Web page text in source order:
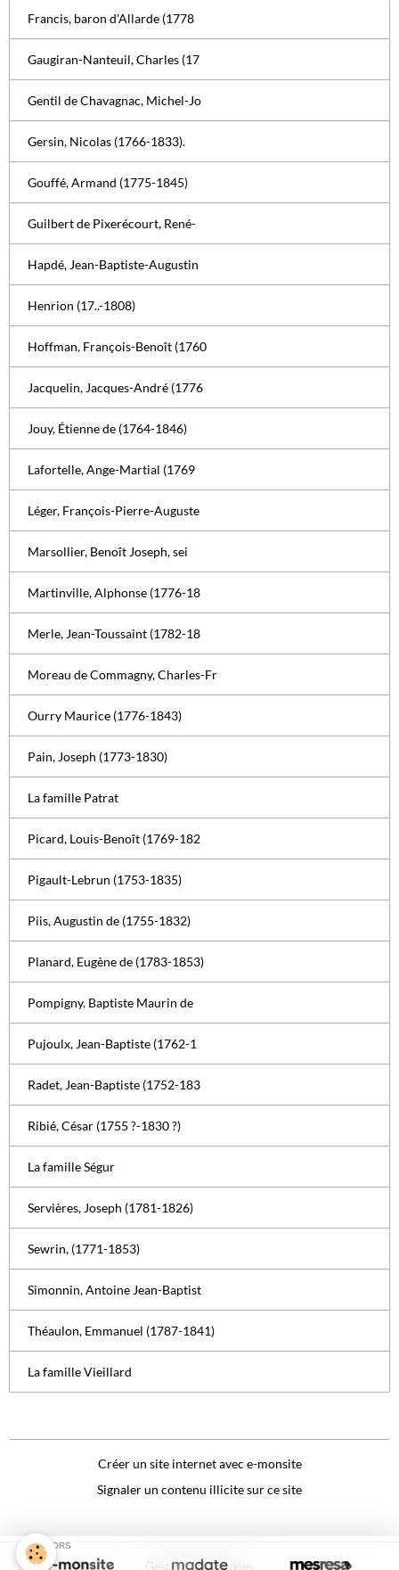
Francis, baron d'Allarde (1778
Gaugiran-Nanteuil, Charles (17
Gentil de Chavagnac, Michel-Jo
Gersin, Nicolas (1766-1833).
Gouffé, Armand (1775-1845)
Guilbert de Pixerécourt, René-
Hapdé, Jean-Baptiste-Augustin
Henrion (17..-1808)
Hoffman, François-Benoît (1760
Jacquelin, Jacques-André (1776
Jouy, Étienne de (1764-1846)
Lafortelle, Ange-Martial (1769
Léger, François-Pierre-Auguste
Marsollier, Benoît Joseph, sei
Martinville, Alphonse (1776-18
Merle, Jean-Toussaint (1782-18
Moreau de Commagny, Charles-Fr
Ourry Maurice (1776-1843)
Pain, Joseph (1773-1830)
La famille Patrat
Picard, Louis-Benoît (1769-182
Pigault-Lebrun (1753-1835)
Piis, Augustin de (1755-1832)
Planard, Eugène de (1783-1853)
Pompigny. Baptiste Maurin de
Pujoulx, Jean-Baptiste (1762-1
Radet, Jean-Baptiste (1752-183
Ribié, César (1755 ?-1830 ?)
La famille Ségur
Servières, Joseph (1781-1826)
Sewrin, (1771-1853)
Simonnin, Antoine Jean-Baptist
Théaulon, Emmanuel (1787-1841)
La famille Vieillard
Créer un site internet avec e-monsite
Signaler un contenu illicite sur ce site
Gestion des cookies
SPONSORS